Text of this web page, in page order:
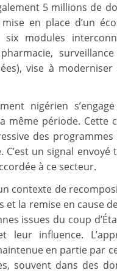
5 millions de
en place d’un
modules
vise à
nigérien
même période.
des
C’est un signal
à ce secteur.
contexte de
et la remise en cause
issues du coup
leur influence.
en partie par
souvent dans des